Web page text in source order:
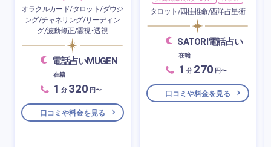
オラクルカード/タロット/ダウジ
ング/チャネリング/リーディン
グ/波動修正/霊視・透視
電話占いMUGEN
在籍
1 分 320 円〜
口コミや料金を見る
タロット/四柱推命/西洋占星術
SATORI電話占い
在籍
1 分 270 円〜
口コミや料金を見る